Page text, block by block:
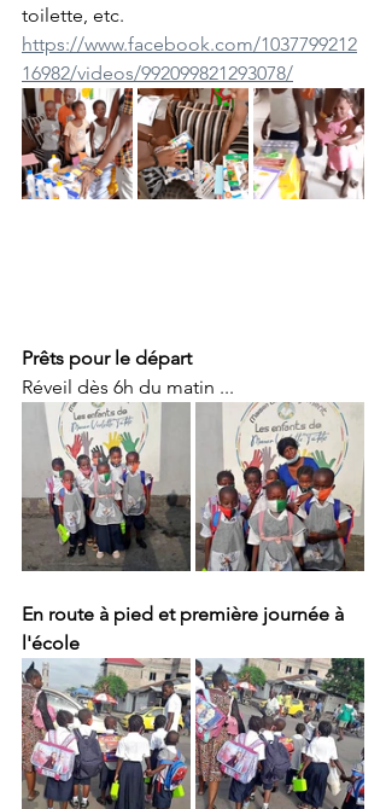
toilette, etc.
https://www.facebook.com/1037799212
16982/videos/992099821293078/
Prêts pour le départ
Réveil dès 6h du matin ...
En route à pied et première journée à
l'école